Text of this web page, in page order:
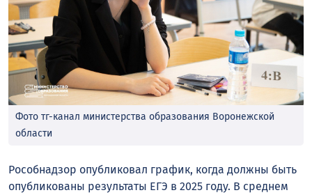
Фото тг-канал министерства образования Воронежской
области
Рособнадзор опубликовал график, когда должны быть
опубликованы результаты ЕГЭ в 2025 году. В среднем